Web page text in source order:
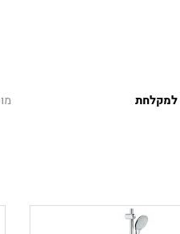
למקלחת